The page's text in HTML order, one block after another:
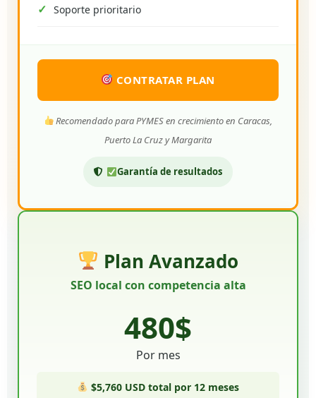
Soporte prioritario
CONTRATAR PLAN
Recomendado para PYMES en crecimiento en Caracas,
Puerto La Cruz y Margarita
Garantía de resultados
Plan Avanzado
SEO local con competencia alta
480$
Por mes
$5,760 USD total por 12 meses